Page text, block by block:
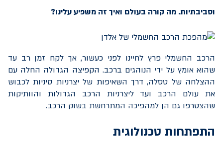
וסביבתיות. מה קורה בעולם ואיך זה משפיע עלינו?
הרכב החשמלי פרץ לחיינו לפני כעשור, אך לקח זמן רב עד
שהוא אומץ על ידי הנוהגים ברכב. הקפיצה הגדולה החלה עם
ההצלחה של טסלה, דרך השאיפות של יצרניות סיניות לכבוש
את עולם הרכב ועד ליצרניות הרכב הגדולות והוותיקות
שהצטרפו גם הן למהפיכה המתרחשת בשוק הרכב.
התפתחות טכנולוגית